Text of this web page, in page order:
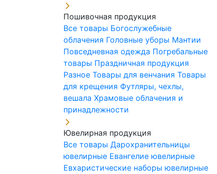
Пошивочная продукция
Все товары Богослужебные
облачения Головные уборы Мантии
Повседневная одежда Погребальные
товары Праздничная продукция
Разное Товары для венчания Товары
для крещения Футляры, чехлы,
вешала Храмовые облачения и
принадлежности
Ювелирная продукция
Все товары Дарохранительницы
ювелирные Евангелие ювелирные
Евхаристические наборы ювелирные